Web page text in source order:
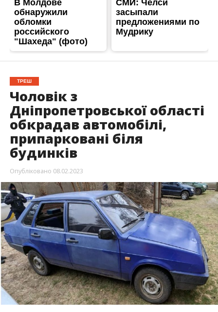
ТРЕШ
Чоловік з
Дніпропетровської області
обкрадав автомобілі,
припарковані біля
будинків
Опубліковано 08.02.2023